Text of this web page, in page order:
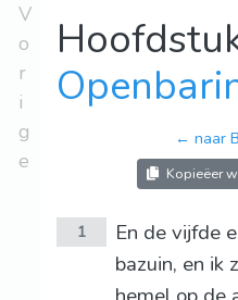
V
o
r
i
g
e
← naar
Kopieëer
1
En de vijfde
bazuin, en ik